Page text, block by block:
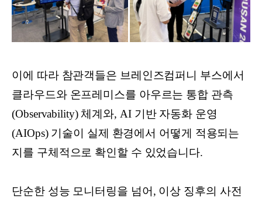
이에 따라 참관객들은 브레인즈컴퍼니 부스에서
클라우드와 온프레미스를 아우르는 통합 관측
(Observability) 체계와, AI 기반 자동화 운영
(AIOps) 기술이 실제 환경에서 어떻게 적용되는
지를 구체적으로 확인할 수 있었습니다.
단순한 성능 모니터링을 넘어, 이상 징후의 사전